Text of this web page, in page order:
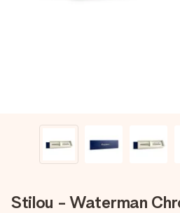
fotografia ta sau un mesaj din
Stilou - Waterman